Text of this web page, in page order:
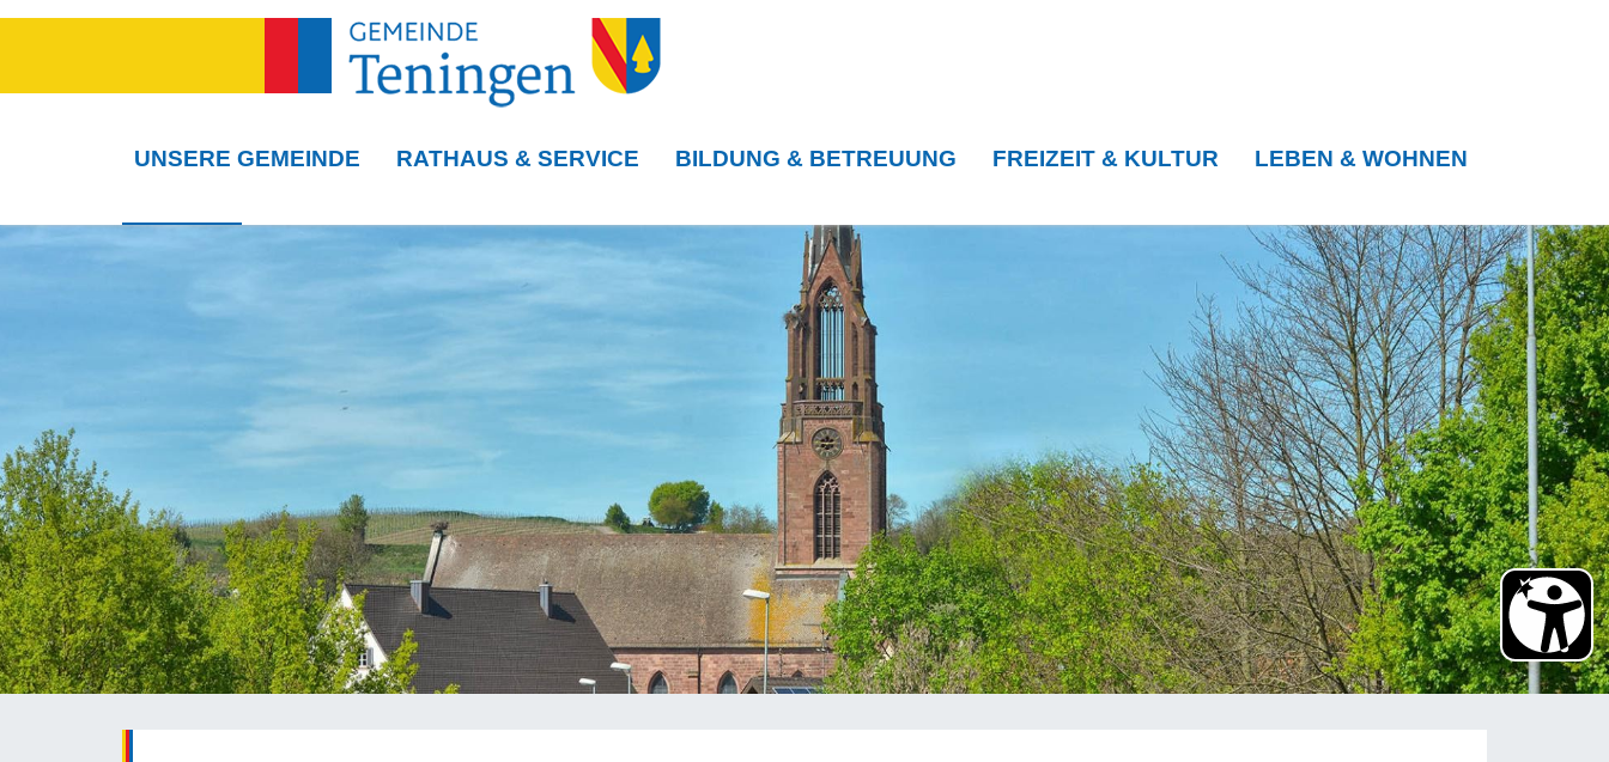
UNSERE GEMEINDE RATHAUS & SERVICE BILDUNG & BETREUUNG FREIZEIT & KULTUR LEBEN & WOHNEN